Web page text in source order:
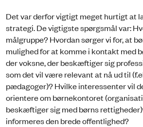
Det var derfor vigtigt meget hurtigt at
strategi. De vigtigste spørgsmål var:
målgruppe? Hvordan sørger vi for, at
mulighed for at komme i kontakt med
der voksne, der beskæftiger sig
som det vil være relevant at nå ud til
pædagoger)? Hvilke interessenter vil
orientere om børnekontoret
beskæftiger sig med børns
informeres den brede offentlighed?